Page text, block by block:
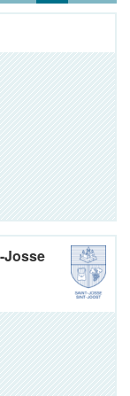
Josse